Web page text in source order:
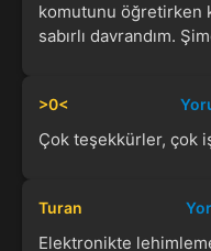
komutunu öğretirken
sabırlı davrandım.
>0<
Çok teşekkürler, çok
Turan
Elektronikte